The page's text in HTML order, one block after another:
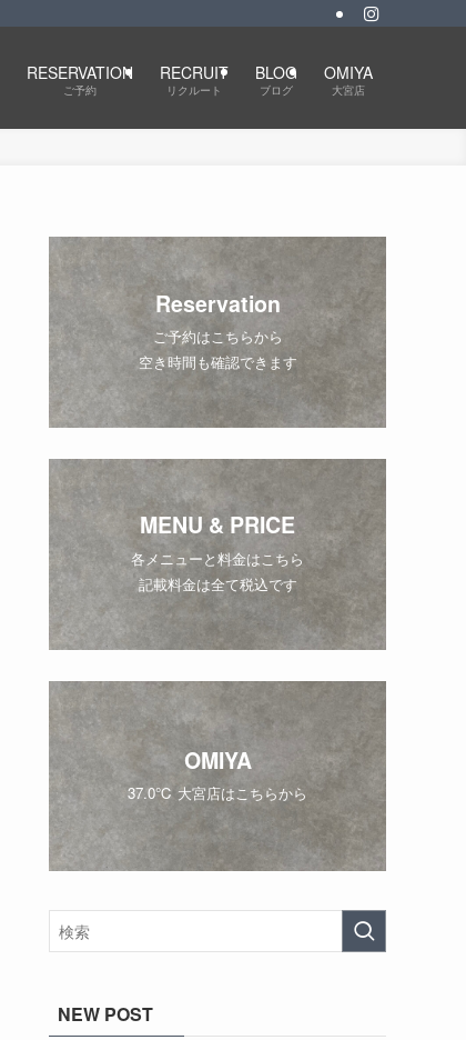
RESERVATION
ご予約
RECRUIT
リクルート
BLOG
ブログ
OMIYA
大宮店
Reservation
ご予約はこちらから
空き時間も確認できます
MENU & PRICE
各メニューと料金はこちら
記載料金は全て税込です
OMIYA
37.0℃ 大宮店はこちらから
NEW POST